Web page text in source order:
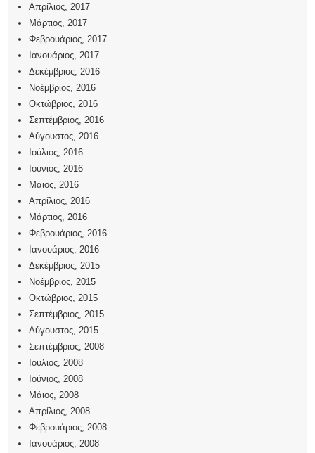
Απρίλιος, 2017
Μάρτιος, 2017
Φεβρουάριος, 2017
Ιανουάριος, 2017
Δεκέμβριος, 2016
Νοέμβριος, 2016
Οκτώβριος, 2016
Σεπτέμβριος, 2016
Αύγουστος, 2016
Ιούλιος, 2016
Ιούνιος, 2016
Μάιος, 2016
Απρίλιος, 2016
Μάρτιος, 2016
Φεβρουάριος, 2016
Ιανουάριος, 2016
Δεκέμβριος, 2015
Νοέμβριος, 2015
Οκτώβριος, 2015
Σεπτέμβριος, 2015
Αύγουστος, 2015
Σεπτέμβριος, 2008
Ιούλιος, 2008
Ιούνιος, 2008
Μάιος, 2008
Απρίλιος, 2008
Φεβρουάριος, 2008
Ιανουάριος, 2008